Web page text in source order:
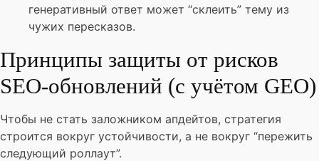
генеративный ответ может “склеить” тему из
чужих пересказов.
Принципы защиты от рисков
SEO-обновлений (с учётом GEO)
Чтобы не стать заложником апдейтов, стратегия
строится вокруг устойчивости, а не вокруг “пережить
следующий роллаут”.